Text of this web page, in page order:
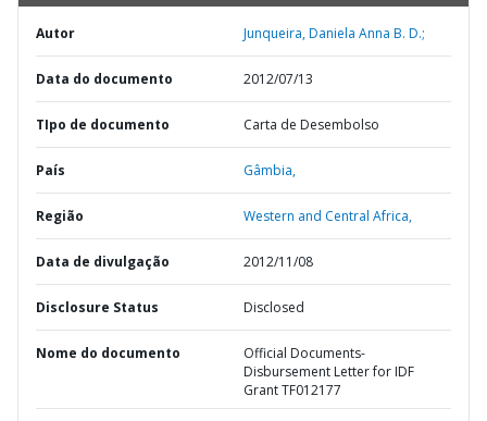
Autor Junqueira, Daniela Anna B. D.;
Data do documento 2012/07/13
TIpo de documento Carta de Desembolso
País Gâmbia,
Região Western and Central Africa,
Data de divulgação 2012/11/08
Disclosure Status Disclosed
Nome do documento
Official Documents-
Disbursement Letter for IDF
Grant TF012177